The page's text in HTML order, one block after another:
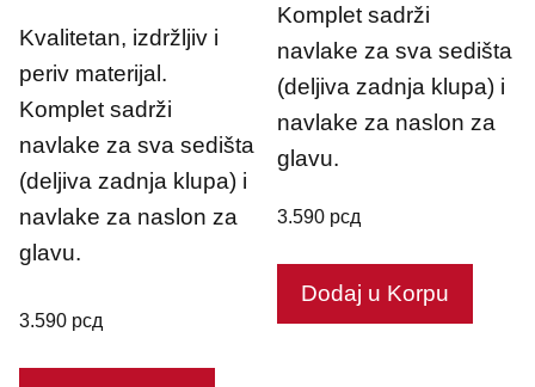
Kvalitetan, izdržljiv i
periv materijal.
Komplet sadrži
navlake za sva sedišta
(deljiva zadnja klupa) i
navlake za naslon za
glavu.
3.590 рсд
Komplet sadrži
navlake za sva sedišta
(deljiva zadnja klupa) i
navlake za naslon za
glavu.
3.590 рсд
Dodaj u Korpu